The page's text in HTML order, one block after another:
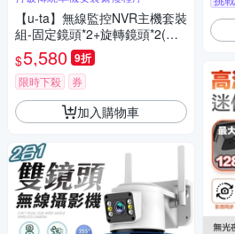
【u-ta】無線監控NVR主機套裝
組-固定鏡頭*2+旋轉鏡頭*2(豪
華4路配套組)
$5,580 9折
限時下殺 券
加入購物車